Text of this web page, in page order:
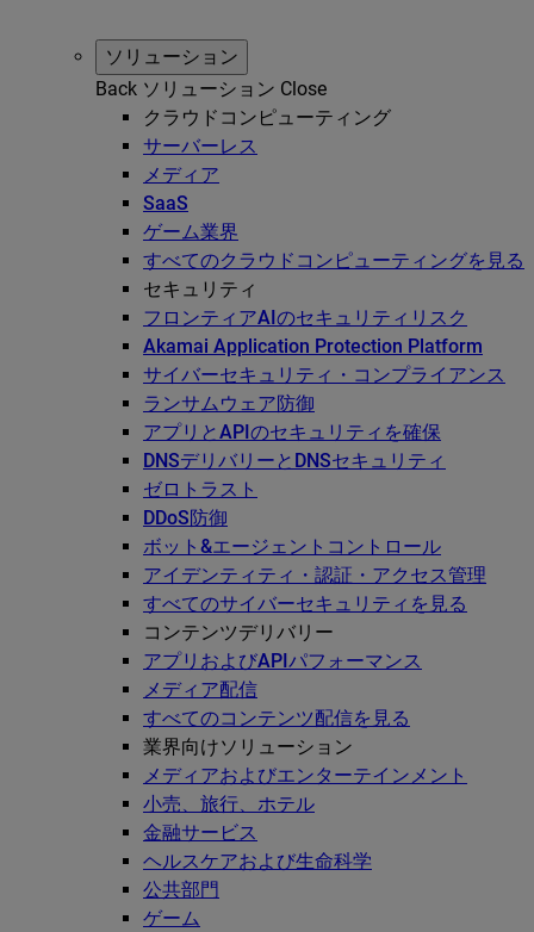
ソリューション
Back ソリューション Close
クラウドコンピューティング
サーバーレス
メディア
SaaS
ゲーム業界
すべてのクラウドコンピューティングを見る
セキュリティ
フロンティアAIのセキュリティリスク
Akamai Application Protection Platform
サイバーセキュリティ・コンプライアンス
ランサムウェア防御
アプリとAPIのセキュリティを確保
DNSデリバリーとDNSセキュリティ
ゼロトラスト
DDoS防御
ボット&エージェントコントロール
アイデンティティ・認証・アクセス管理
すべてのサイバーセキュリティを見る
コンテンツデリバリー
アプリおよびAPIパフォーマンス
メディア配信
すべてのコンテンツ配信を見る
業界向けソリューション
メディアおよびエンターテインメント
小売、旅行、ホテル
金融サービス
ヘルスケアおよび生命科学
公共部門
ゲーム